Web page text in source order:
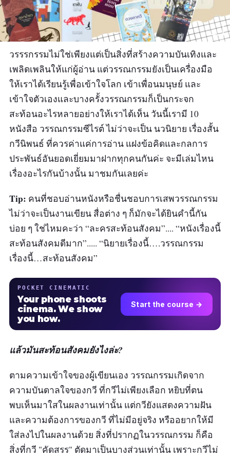
วรรรกรรมไม่ใช่เพียงแต่เป็นสิ่งที่สร้างความบันเทิงและ
เพลิดเพลินให้แก่ผู้อ่าน แต่วรรณกรรมยังเป็นเครื่องมือ
ให้เราได้เรียนรู้เพื่อเข้าใจโลก เข้าเพื่อนมนุษย์ และ
เข้าใจตัวเองและบางครั้งวรรณกรรมก็เป็นกระจก
สะท้อนอะไรหลายอย่างให้เราได้เห็น วันนี้เรามี 10
หนังสือ วรรณกรรมซีไรต์ ไม่ว่าจะเป็น นวนิยาย เรื่องสั้น
กวีนิพนธ์ ที่ควรค่าแค่การอ่าน แฝงข้อคิดและกลการ
ประพันธ์อันยอดเยี่ยมมาฝากทุกคนกันค่ะ จะมีเล่มไหน
เรื่องอะไรกันบ้างนั้น มาชมกันเลยค่ะ
Tip: คนที่ชอบอ่านหนังหรือชื่นชอบการเสพวรรณกรรม
ไม่ว่าจะเป็นงานเขียน สื่อต่าง ๆ ก็มักจะได้ยินคำนี้กัน
บ่อย ๆ ใช่ไหมคะว่า “ละครสะท้อนสังคม”.... “หนังเรื่องนี้
สะท้อนสังคมดีมาก”..... “นิยายเรื่องนี้….วรรณกรรม
เรื่องนี้…สะท้อนสังคม”
POCKET CINEMATIC
Your phone shoots
cinema. We show
you how.
Start the course →
แล้วมันสะท้อนสังคมยังไงล่ะ?
ตามความเข้าใจของผู้เขียนเอง วรรณกรรมเกิดจาก
ความบันดาลใจของกวี ที่กวีไม่เพียงเลือก หยิบที่ตน
พบเห็นมาใสในผลงานเท่านั้น แต่กวียังแสดงความฝัน
และความต้องการของกวี ที่ไม่มีอยู่จริง หรืออยากให้มี
ใส่ลงไปในผลงานด้วย สิ่งที่ปรากฏในวรรณกรรม ก็คือ
สิ่งที่กวี "คัดสรร" ตัดมาเป็นบางส่วนเท่านั้น เพราะกวีไม่